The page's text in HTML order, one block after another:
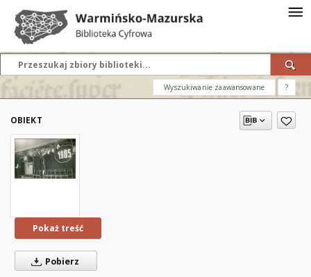
Wyszukiwanie zaawansowane ?
OBIEKT
Pokaż treść
Pobierz